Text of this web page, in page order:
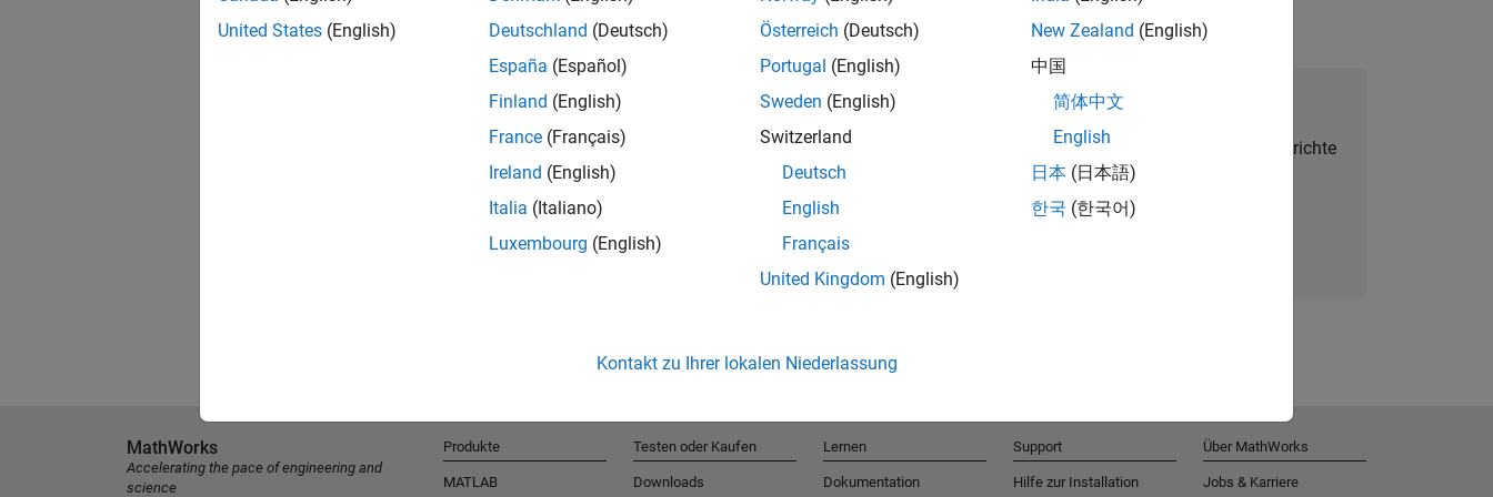
Talent Network beitreten
Erhalten Sie personalisierte Stellenangebote, Berichte
und Unternehmensneuigkeiten.
United States (English)
Deutschland (Deutsch)
España (Español)
Finland (English)
France (Français)
Ireland (English)
Italia (Italiano)
Luxembourg (English)
Österreich (Deutsch)
Portugal (English)
Sweden (English)
Switzerland
Deutsch
English
Français
United Kingdom (English)
New Zealand (English)
中国
简体中文
English
日本 (日本語)
한국 (한국어)
Kontakt zu Ihrer lokalen Niederlassung
MathWorks
Accelerating the pace of engineering and
science
Produkte
MATLAB
Testen oder Kaufen
Downloads
Lernen
Dokumentation
Support
Hilfe zur Installation
Über MathWorks
Jobs & Karriere